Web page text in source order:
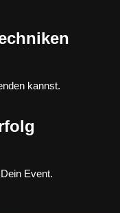
kannst.
Event.